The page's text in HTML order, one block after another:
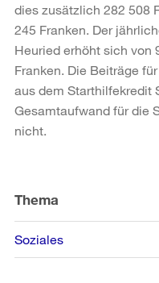
dies zusätzlich 282 508
245 Franken. Der
Heuried erhöht sich von
Franken. Die Beiträge
aus dem Starthilfekredit
Gesamtaufwand für die
nicht.
Informationen
Thema
Soziales